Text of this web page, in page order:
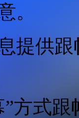
。
提供
”方式